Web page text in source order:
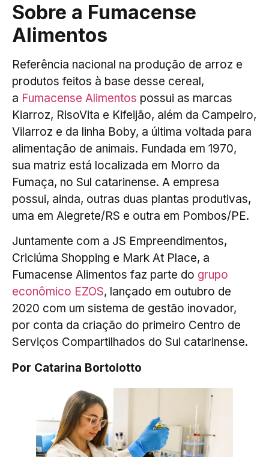
Sobre a Fumacense
Alimentos
Referência nacional na produção de arroz e
produtos feitos à base desse cereal,
a Fumacense Alimentos possui as marcas
Kiarroz, RisoVita e Kifeijão, além da Campeiro,
Vilarroz e da linha Boby, a última voltada para
alimentação de animais. Fundada em 1970,
sua matriz está localizada em Morro da
Fumaça, no Sul catarinense. A empresa
possui, ainda, outras duas plantas produtivas,
uma em Alegrete/RS e outra em Pombos/PE.
Juntamente com a JS Empreendimentos,
Criciúma Shopping e Mark At Place, a
Fumacense Alimentos faz parte do grupo
econômico EZOS, lançado em outubro de
2020 com um sistema de gestão inovador,
por conta da criação do primeiro Centro de
Serviços Compartilhados do Sul catarinense.
Por Catarina Bortolotto